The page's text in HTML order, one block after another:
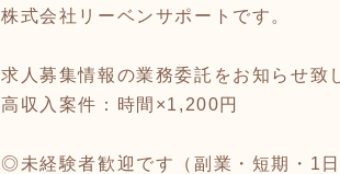
株式会社リーベンサポートです。
求人募集情報の業務委託をお知らせ致
高収入案件：時間×1,200円
◎未経験者歓迎です（副業・短期・1